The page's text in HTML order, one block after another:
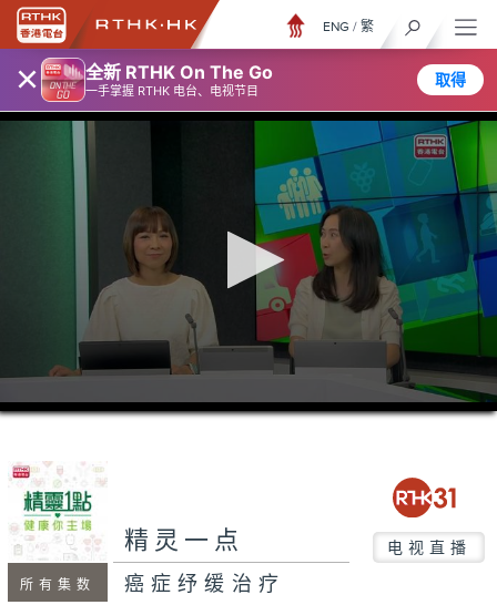
× 全新 RTHK On The Go
一手掌握 RTHK 电台、电视节目
取得
ENG / 繁
0
seconds
minutes,
37
seconds
所有集数
精灵一点 电视直播
癌症纾缓治疗